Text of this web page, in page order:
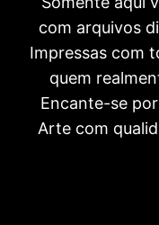
com arquivos
Impressas com
quem
Encante-se
Arte com